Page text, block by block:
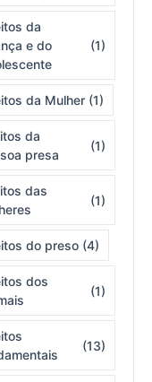
da
e do
(1)
da Mulher (1)
da
presa
(1)
das
(1)
do preso (4)
dos
(1)
(13)